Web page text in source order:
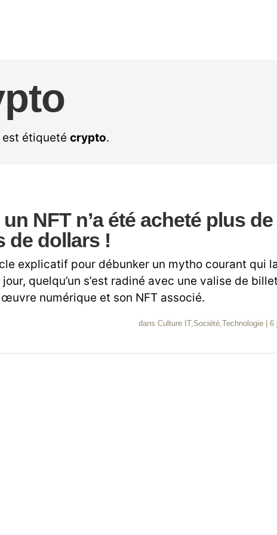
étiqueté crypto.
NFT n’a été acheté plus de
de dollars !
explicatif pour débunker un mytho courant qui
jour, quelqu’un s’est radiné avec une valise de
numérique et son NFT associé.
dans Culture IT,Société,Technologie 6